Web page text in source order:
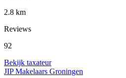
2.8 km
Reviews
92
Bekijk taxateur
JIP Makelaars Groningen